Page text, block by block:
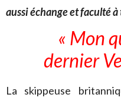
aussi échange et faculté
« Mon
dernier
La skippeuse